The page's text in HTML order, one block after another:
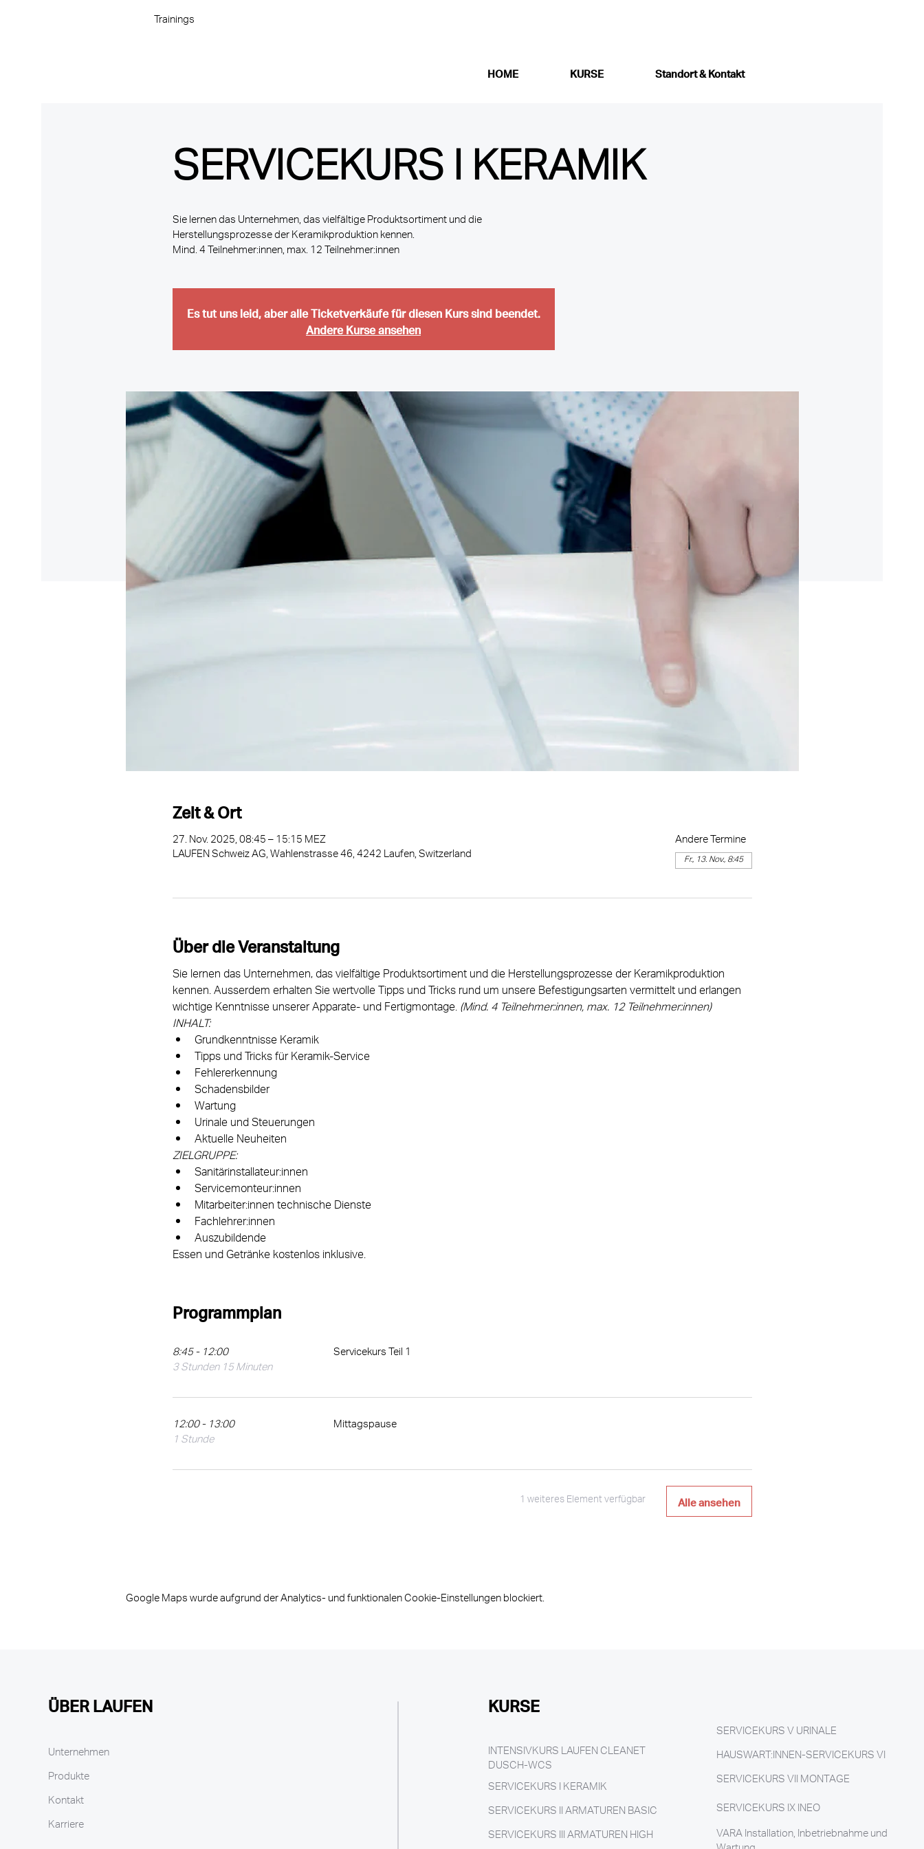
HOME KURSE Standort & Kontakt
Trainings
SERVICEKURS I KERAMIK
Sie lernen das Unternehmen, das vielfältige Produktsortiment und die
Herstellungsprozesse der Keramikproduktion kennen.
Mind. 4 Teilnehmer:innen, max. 12 Teilnehmer:innen
Es tut uns leid, aber alle Ticketverkäufe für diesen Kurs sind beendet.
Andere Kurse ansehen
Zeit & Ort
27. Nov. 2025, 08:45 – 15:15 MEZ
LAUFEN Schweiz AG, Wahlenstrasse 46, 4242 Laufen, Switzerland
Andere Termine
Fr., 13. Nov., 8:45
Über die Veranstaltung
Sie lernen das Unternehmen, das vielfältige Produktsortiment und die Herstellungsprozesse der Keramikproduktion
kennen. Ausserdem erhalten Sie wertvolle Tipps und Tricks rund um unsere Befestigungsarten vermittelt und erlangen
wichtige Kenntnisse unserer Apparate- und Fertigmontage. (Mind. 4 Teilnehmer:innen, max. 12 Teilnehmer:innen)
INHALT:
Grundkenntnisse Keramik
Tipps und Tricks für Keramik-Service
Fehlererkennung
Schadensbilder
Wartung
Urinale und Steuerungen
Aktuelle Neuheiten
ZIELGRUPPE:
Sanitärinstallateur:innen
Servicemonteur:innen
Mitarbeiter:innen technische Dienste
Fachlehrer:innen
Auszubildende
Essen und Getränke kostenlos inklusive.
Programmplan
8:45 - 12:00
3 Stunden 15 Minuten
Servicekurs Teil 1
12:00 - 13:00
1 Stunde
Mittagspause
1 weiteres Element verfügbar Alle ansehen
Google Maps wurde aufgrund der Analytics- und funktionalen Cookie-Einstellungen blockiert.
ÜBER LAUFEN
Unternehmen
Produkte
Kontakt
Karriere
KURSE
INTENSIVKURS LAUFEN CLEANET
DUSCH-WCS
SERVICEKURS I KERAMIK
SERVICEKURS II ARMATUREN BASIC
SERVICEKURS III ARMATUREN HIGH
SERVICEKURS V URINALE
HAUSWART:INNEN-SERVICEKURS VI
SERVICEKURS VII MONTAGE
SERVICEKURS IX INEO
VARA Installation, Inbetriebnahme und